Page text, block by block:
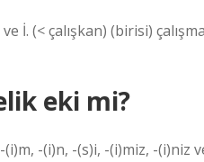
İ. (< çalışkan) (birisi)
eki mi?
-(i)n, -(s)i, -(i)miz, -(i)niz